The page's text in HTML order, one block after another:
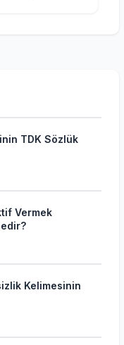
TDK Sözlük
Vermek
Kelimesinin